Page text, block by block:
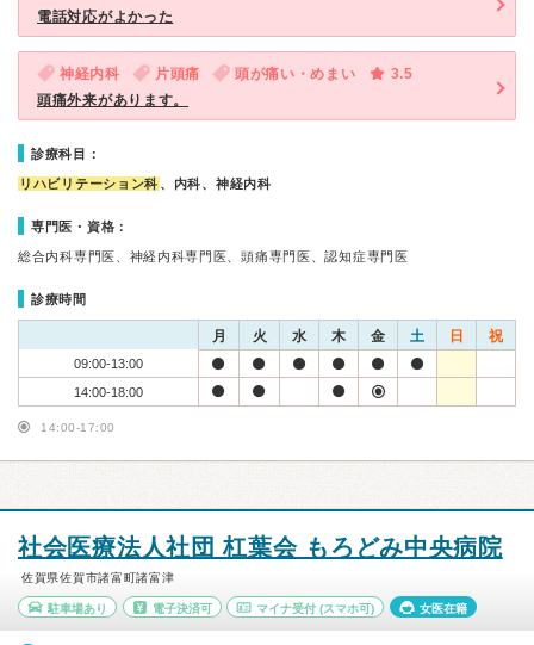
電話対応がよかった
神経内科 片頭痛 頭が痛い・めまい
3.5
頭痛外来があります。
診療科目：
リハビリテーション科 、内科、神経内科
専門医・資格：
総合内科専門医、神経内科専門医、頭痛専門医、認知症専門医
診療時間
月 火 水 木 金 土 日 祝
09:00-13:00
14:00-18:00
14:00-17:00
社会医療法人社団 杠葉会 もろどみ中央病院
佐賀県佐賀市諸富町諸富津
駐車場あり 電子決済可 マイナ受付 (スマホ可) 女医在籍